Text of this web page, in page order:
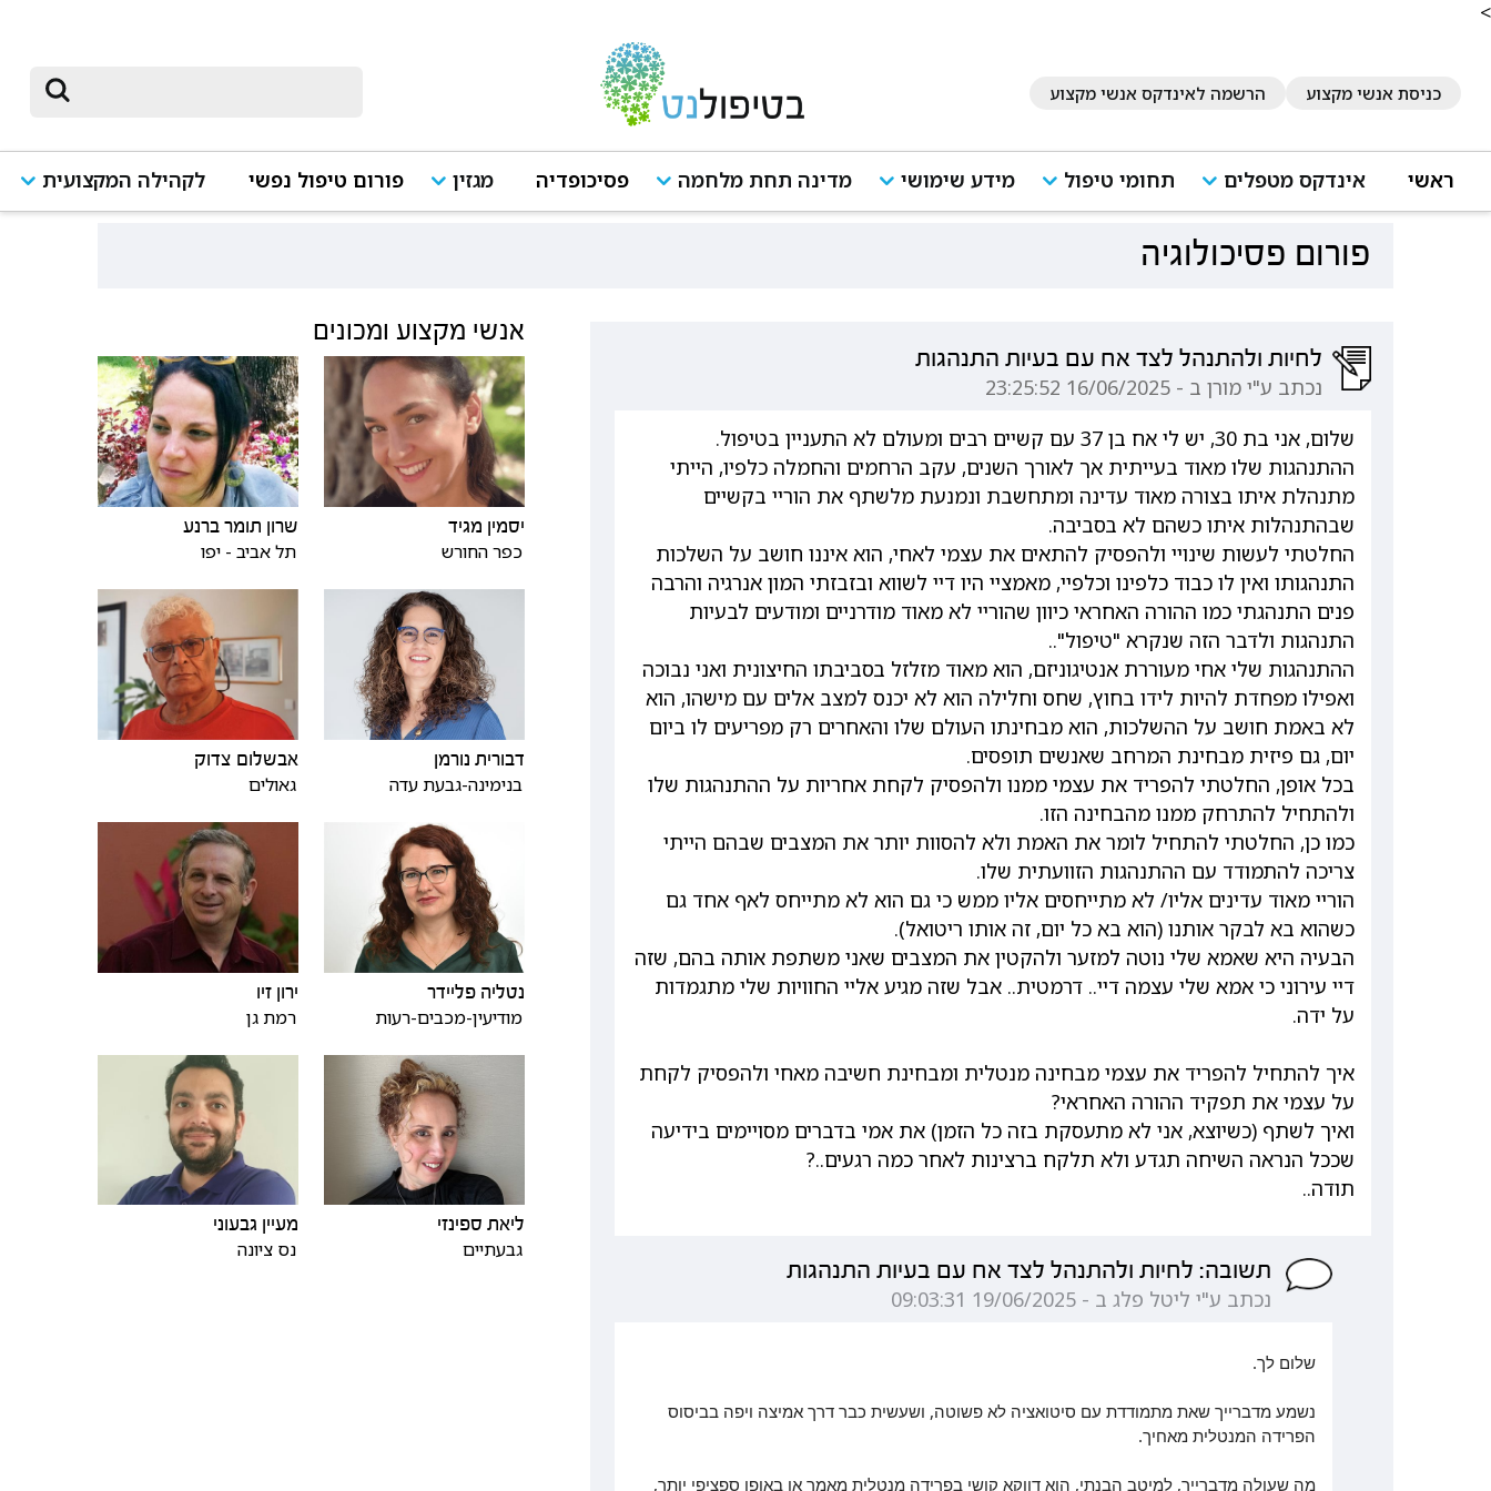
<
כניסת אנשי מקצוע הרשמה לאינדקס אנשי מקצוע
ראשי אינדקס מטפלים תחומי טיפול מידע שימושי מדינה תחת מלחמה פסיכופדיה מגזין פורום טיפול נפשי לקהילה המקצועית
פורום פסיכולוגיה
לחיות ולהתנהל לצד אח עם בעיות התנהגות
נכתב ע"י מורן ב - 16/06/2025 23:25:52
שלום, אני בת 30, יש לי אח בן 37 עם קשיים רבים ומעולם לא התעניין בטיפול.
ההתנהגות שלו מאוד בעייתית אך לאורך השנים, עקב הרחמים והחמלה כלפיו, הייתי
מתנהלת איתו בצורה מאוד עדינה ומתחשבת ונמנעת מלשתף את הוריי בקשיים
שבהתנהלות איתו כשהם לא בסביבה.
החלטתי לעשות שינויי ולהפסיק להתאים את עצמי לאחי, הוא איננו חושב על השלכות
התנהגותו ואין לו כבוד כלפינו וכלפיי, מאמציי היו דיי לשווא ובזבזתי המון אנרגיה והרבה
פנים התנהגתי כמו ההורה האחראי כיוון שהוריי לא מאוד מודרניים ומודעים לבעיות
התנהגות ולדבר הזה שנקרא "טיפול"..
ההתנהגות שלי אחי מעוררת אנטיגוניזם, הוא מאוד מזלזל בסביבתו החיצונית ואני נבוכה
ואפילו מפחדת להיות לידו בחוץ, שחס וחלילה הוא לא יכנס למצב אלים עם מישהו, הוא
לא באמת חושב על ההשלכות, הוא מבחינתו העולם שלו והאחרים רק מפריעים לו ביום
יום, גם פיזית מבחינת המרחב שאנשים תופסים.
בכל אופן, החלטתי להפריד את עצמי ממנו ולהפסיק לקחת אחריות על ההתנהגות שלו
ולהתחיל להתרחק ממנו מהבחינה הזו.
כמו כן, החלטתי להתחיל לומר את האמת ולא להסוות יותר את המצבים שבהם הייתי
צריכה להתמודד עם ההתנהגות הזוועתית שלו.
הוריי מאוד עדינים אליו/ לא מתייחסים אליו ממש כי גם הוא לא מתייחס לאף אחד גם
כשהוא בא לבקר אותנו (הוא בא כל יום, זה אותו ריטואל).
הבעיה היא שאמא שלי נוטה למזער ולהקטין את המצבים שאני משתפת אותה בהם, שזה
דיי עירוני כי אמא שלי עצמה דיי.. דרמטית.. אבל שזה מגיע אליי החוויות שלי מתגמדות
על ידה.
איך להתחיל להפריד את עצמי מבחינה מנטלית ומבחינת חשיבה מאחי ולהפסיק לקחת
על עצמי את תפקיד ההורה האחראי?
ואיך לשתף (כשיוצא, אני לא מתעסקת בזה כל הזמן) את אמי בדברים מסויימים בידיעה
שככל הנראה השיחה תגדע ולא תלקח ברצינות לאחר כמה רגעים..?
תודה..
תשובה: לחיות ולהתנהל לצד אח עם בעיות התנהגות
נכתב ע"י ליטל פלג ב - 19/06/2025 09:03:31
שלום לך.
נשמע מדברייך שאת מתמודדת עם סיטואציה לא פשוטה, ושעשית כבר דרך אמיצה ויפה בביסוס
הפרידה המנטלית מאחיך.
מה שעולה מדברייך, למיטב הבנתי, הוא דווקא קושי בפרידה מנטלית מאמך או באופן ספציפי יותר,
אנשי מקצוע ומכונים
יסמין מגיד
כפר החורש
שרון תומר ברנע
תל אביב - יפו
דבורית נורמן
בנימינה-גבעת עדה
אבשלום צדוק
גאולים
נטליה פליידר
מודיעין-מכבים-רעות
ירון זיו
רמת גן
ליאת ספינזי
גבעתיים
מעיין גבעוני
נס ציונה